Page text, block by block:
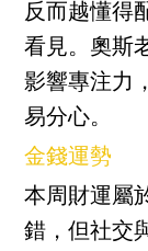
反而越懂得
看見。奧斯
影響專注力
易分心。
金錢運勢
本周財運屬
錯，但社交